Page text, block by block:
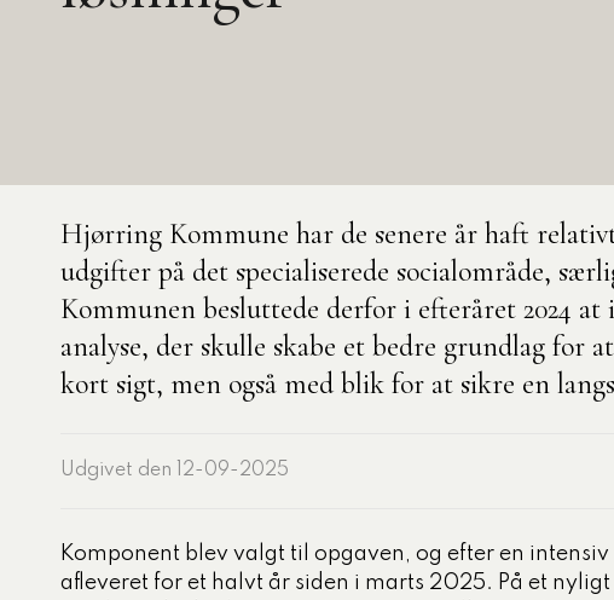
Hjørring Kommune har de senere år haft
udgifter på det specialiserede socialområde,
Kommunen besluttede derfor i efteråret 2024
analyse, der skulle skabe et bedre grundlag for
kort sigt, men også med blik for at sikre en
Udgivet den 12-09-2025
Komponent blev valgt til opgaven, og efter en
afleveret for et halvt år siden i marts 2025. På et
processer og
data og styring